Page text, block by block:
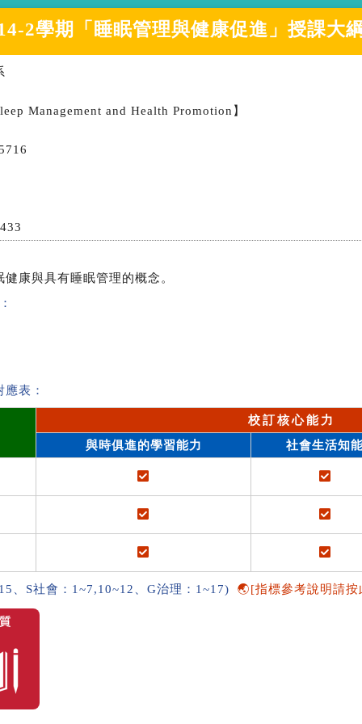
2學期 「 睡眠管理與健康促進 」授課大
Management and Health Promotion】
康與具有睡眠管理的概念。
：
表：
校訂核心能力
與時俱進的學習能力
社會生活知
、S社會：1~7,10~12、G治理：1~17) 🌏[指標參考說明請按